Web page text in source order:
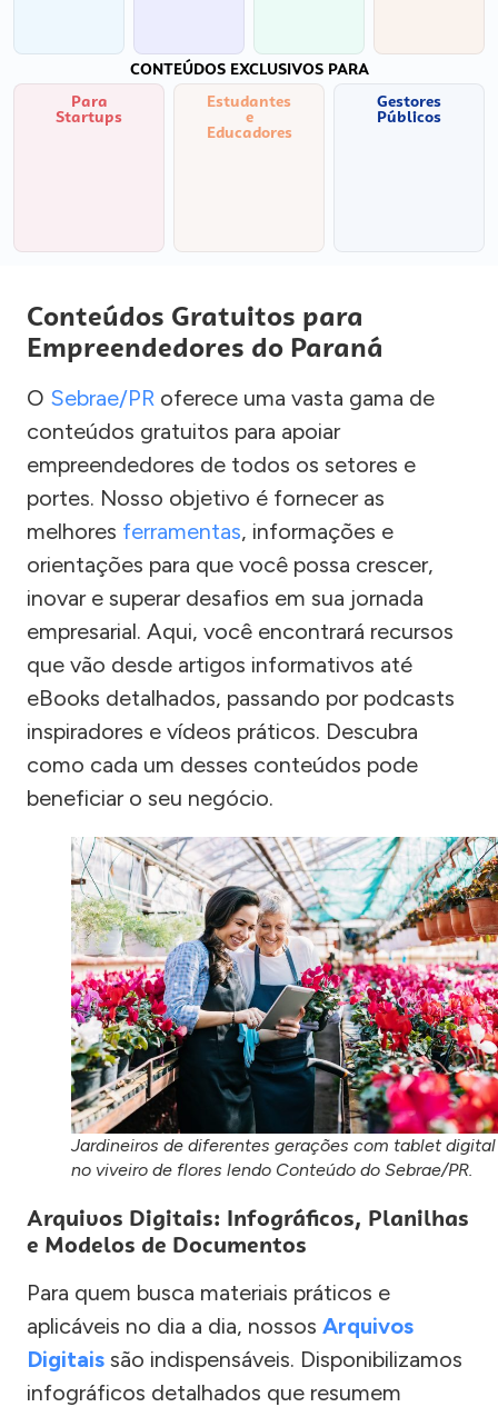
CONTEÚDOS EXCLUSIVOS PARA
Para
Startups
Estudantes
e
Educadores
Gestores
Públicos
Conteúdos Gratuitos para
Empreendedores do Paraná
O Sebrae/PR oferece uma vasta gama de
conteúdos gratuitos para apoiar
empreendedores de todos os setores e
portes. Nosso objetivo é fornecer as
melhores ferramentas, informações e
orientações para que você possa crescer,
inovar e superar desafios em sua jornada
empresarial. Aqui, você encontrará recursos
que vão desde artigos informativos até
eBooks detalhados, passando por podcasts
inspiradores e vídeos práticos. Descubra
como cada um desses conteúdos pode
beneficiar o seu negócio.
Jardineiros de diferentes gerações com tablet digital
no viveiro de flores lendo Conteúdo do Sebrae/PR.
Arquivos Digitais: Infográficos, Planilhas
e Modelos de Documentos
Para quem busca materiais práticos e
aplicáveis no dia a dia, nossos Arquivos
Digitais são indispensáveis. Disponibilizamos
infográficos detalhados que resumem